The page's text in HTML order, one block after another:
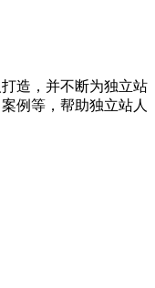
造，并不断为独立站
例等，帮助独立站人